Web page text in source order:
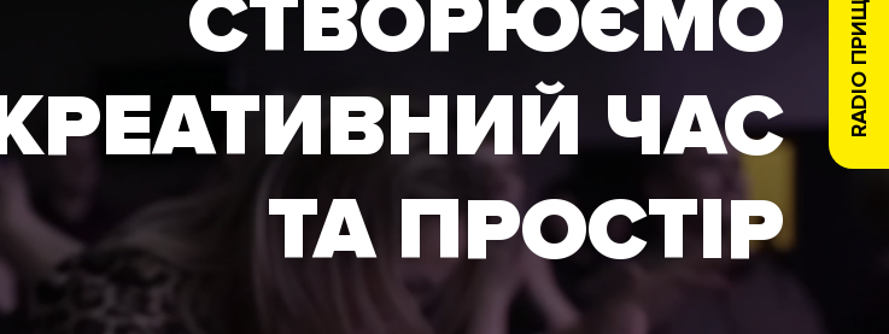
СТВОРЮЄМО
ЧАС
ТА ПРОСТІР